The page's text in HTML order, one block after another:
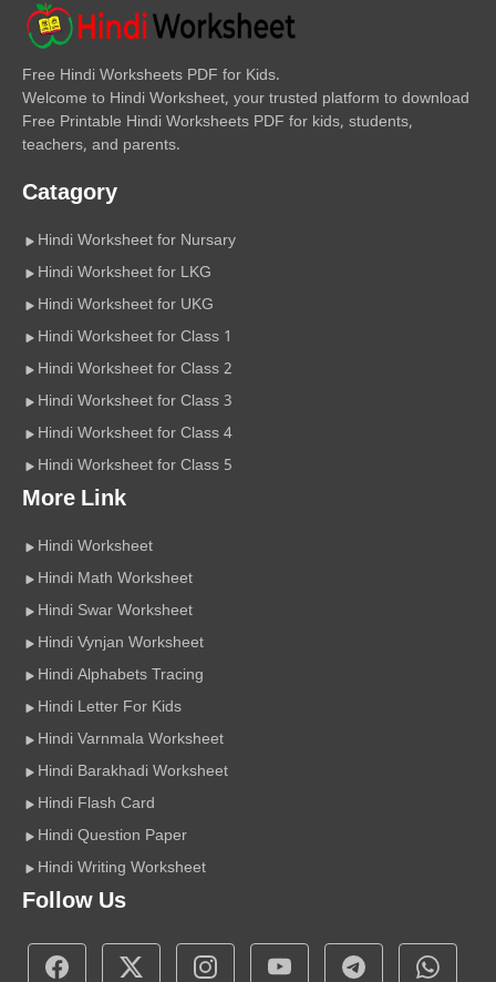
Free Hindi Worksheets PDF for Kids.
Welcome to Hindi Worksheet, your trusted platform to download
Free Printable Hindi Worksheets PDF for kids, students,
teachers, and parents.
Catagory
Hindi Worksheet for Nursary
Hindi Worksheet for LKG
Hindi Worksheet for UKG
Hindi Worksheet for Class 1
Hindi Worksheet for Class 2
Hindi Worksheet for Class 3
Hindi Worksheet for Class 4
Hindi Worksheet for Class 5
More Link
Hindi Worksheet
Hindi Math Worksheet
Hindi Swar Worksheet
Hindi Vynjan Worksheet
Hindi Alphabets Tracing
Hindi Letter For Kids
Hindi Varnmala Worksheet
Hindi Barakhadi Worksheet
Hindi Flash Card
Hindi Question Paper
Hindi Writing Worksheet
Follow Us